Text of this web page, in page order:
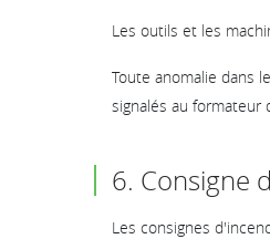
Les outils et les
Toute anomalie dans
signalés au formateur
6. Consigne
Les consignes